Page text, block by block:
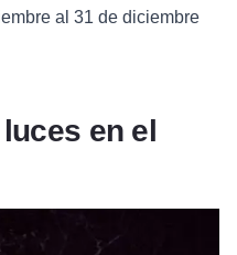
al 31 de diciembre
en el